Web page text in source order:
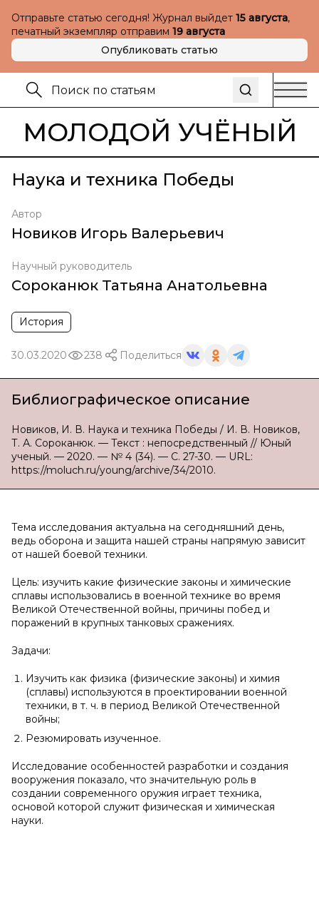
Отправьте статью сегодня! Журнал выйдет 15 августа,
печатный экземпляр отправим 19 августа
Опубликовать статью
МОЛОДОЙ УЧЁНЫЙ
Наука и техника Победы
Автор
Новиков Игорь Валерьевич
Научный руководитель
Сороканюк Татьяна Анатольевна
История
30.03.2020 238 Поделиться
Библиографическое описание
Новиков, И. В. Наука и техника Победы / И. В. Новиков,
Т. А. Сороканюк. — Текст : непосредственный // Юный
ученый. — 2020. — № 4 (34). — С. 27-30. — URL:
https://moluch.ru/young/archive/34/2010.
Тема исследования актуальна на сегодняшний день,
ведь оборона и защита нашей страны напрямую зависит
от нашей боевой техники.
Цель: изучить какие физические законы и химические
сплавы использовались в военной технике во время
Великой Отечественной войны, причины побед и
поражений в крупных танковых сражениях.
Задачи:
Изучить как физика (физические законы) и химия
(сплавы) используются в проектировании военной
техники, в т. ч. в период Великой Отечественной
войны;
Резюмировать изученное.
Исследование особенностей разработки и создания
вооружения показало, что значительную роль в
создании современного оружия играет техника,
основой которой служит физическая и химическая
науки.